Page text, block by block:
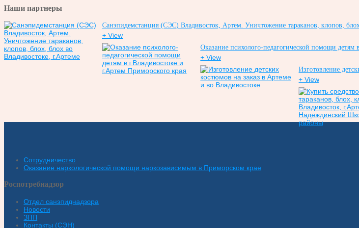
Наши партнеры
Санэпидемстанция (СЭС) Владивосток, Артем. Уничтожение тараканов, клопов,
+ View
Оказание психолого-педагогической помощи детям
+ View
Изготовление
+ View
Сотрудничество
Оказание наркологической помощи наркозависимым в Приморском крае
Роспотребнадзор
Отдел санэпиднадзора
Новости
ЗПП
Контакты (СЭН)